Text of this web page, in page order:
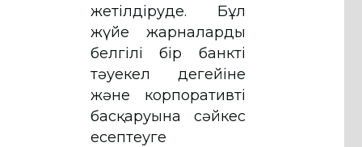
жетілдіруде. Бұл
жүйе жарналарды
белгілі бір банктің
тәуекел деңгейіне
және корпоративті
басқаруына сәйкес
есептеуге